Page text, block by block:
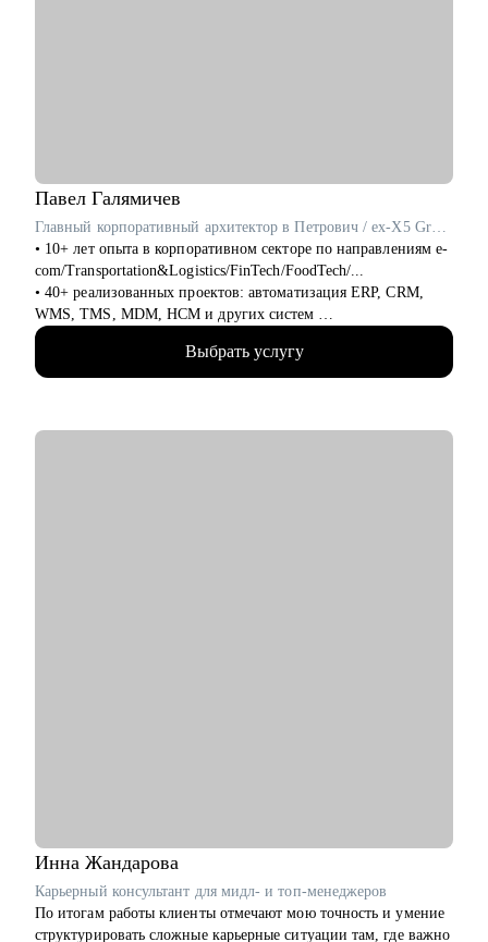
Павел Галямичев
Главный корпоративный архитектор в Петрович / ex-X5 Group
• 10+ лет опыта в корпоративном секторе по направлениям e-
com/Transportation&Logistics/FinTech/FoodTech/...
• 40+ реализованных проектов: автоматизация ERP, CRM,
WMS, TMS, MDM, HCM и других систем
• 200+ часов аудита B2B: реальная практика и понимание
работающих решений.
• 400+ собеседований проведенных для того, чтобы собрать
Выбрать услугу
Инна Жандарова
Карьерный консультант для мидл- и топ-менеджеров
По итогам работы клиенты отмечают мою точность и умение
структурировать сложные карьерные ситуации там, где важно